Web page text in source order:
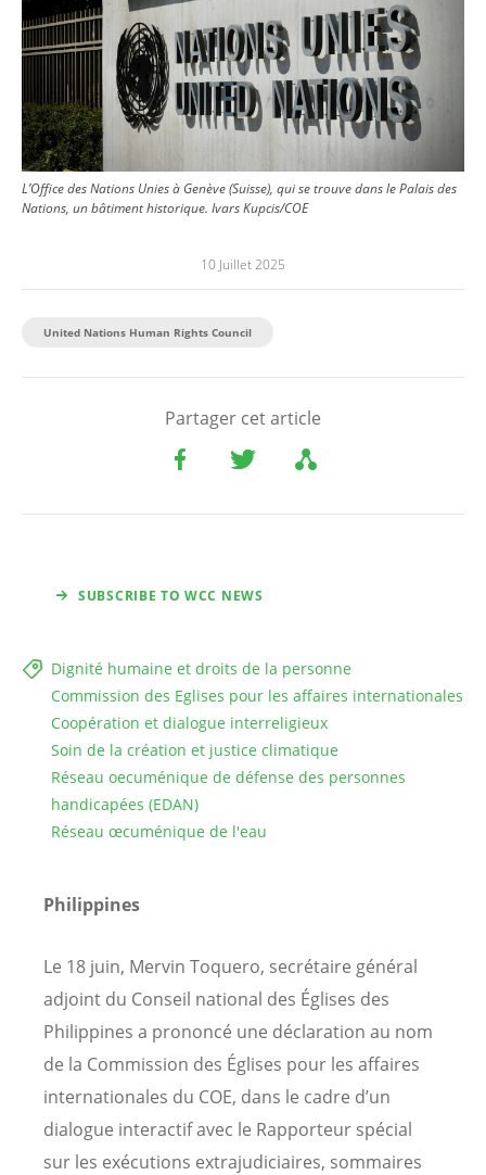
L’Office des Nations Unies à Genève (Suisse), qui se trouve dans le Palais des
Nations, un bâtiment historique. Ivars Kupcis/COE
10 Juillet 2025
United Nations Human Rights Council
Partager cet article
SUBSCRIBE TO WCC NEWS
Dignité humaine et droits de la personne
Commission des Eglises pour les affaires internationales
Coopération et dialogue interreligieux
Soin de la création et justice climatique
Réseau oecuménique de défense des personnes
handicapées (EDAN)
Réseau œcuménique de l'eau
Philippines
Le 18 juin, Mervin Toquero, secrétaire général
adjoint du Conseil national des Églises des
Philippines a prononcé une déclaration au nom
de la Commission des Églises pour les affaires
internationales du COE, dans le cadre d’un
dialogue interactif avec le Rapporteur spécial
sur les exécutions extrajudiciaires, sommaires